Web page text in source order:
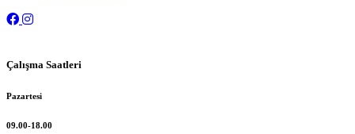
Çalışma Saatleri
Pazartesi
09.00-18.00